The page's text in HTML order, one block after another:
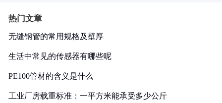
热门文章
无缝钢管的常用规格及壁厚
生活中常见的传感器有哪些呢
PE100管材的含义是什么
工业厂房载重标准：一平方米能承受多少公斤